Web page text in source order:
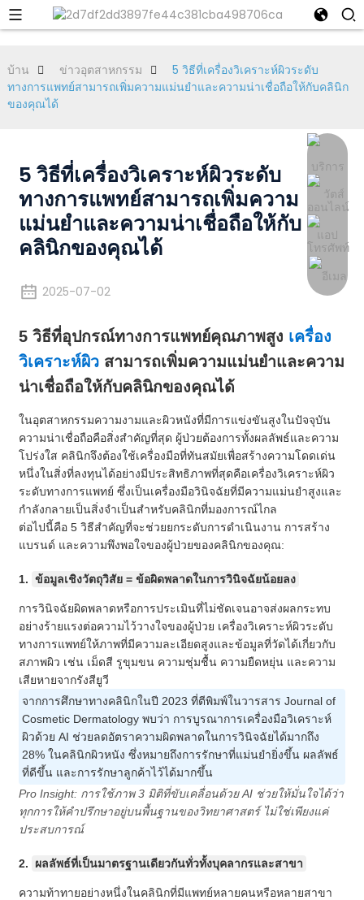
บ้าน ข่าวอุตสาหกรรม
5 วิธีที่เครื่องวิเคราะห์ผิวระดับ
ทางการแพทย์สามารถเพิ่มความแม่นยำและความน่าเชื่อถือให้กับคลินิก
ของคุณได้
5 วิธีที่เครื่องวิเคราะห์ผิวระดับ
ทางการแพทย์สามารถเพิ่มความ
แม่นยำและความน่าเชื่อถือให้กับ
คลินิกของคุณได้
2025-07-02
5 วิธีที่อุปกรณ์ทางการแพทย์คุณภาพสูง เครื่อง
วิเคราะห์ผิวสามารถเพิ่มความแม่นยำและความ
น่าเชื่อถือให้กับคลินิกของคุณได้
ในอุตสาหกรรมความงามและผิวหนังที่มีการแข่งขันสูงในปัจจุบัน
ความน่าเชื่อถือคือสิ่งสำคัญที่สุด ผู้ป่วยต้องการทั้งผลลัพธ์และความ
โปร่งใส คลินิกจึงต้องใช้เครื่องมือที่ทันสมัยเพื่อสร้างความโดดเด่น
หนึ่งในสิ่งที่ลงทุนได้อย่างมีประสิทธิภาพที่สุดคือเครื่องวิเคราะห์ผิว
ระดับทางการแพทย์ ซึ่งเป็นเครื่องมือวินิจฉัยที่มีความแม่นยำสูงและ
กำลังกลายเป็นสิ่งจำเป็นสำหรับคลินิกที่มองการณ์ไกล
ต่อไปนี้คือ 5 วิธีสำคัญที่จะช่วยยกระดับการดำเนินงาน การสร้าง
แบรนด์ และความพึงพอใจของผู้ป่วยของคลินิกของคุณ:
1. ข้อมูลเชิงวัตถุวิสัย = ข้อผิดพลาดในการวินิจฉัยน้อยลง
การวินิจฉัยผิดพลาดหรือการประเมินที่ไม่ชัดเจนอาจส่งผลกระทบ
อย่างร้ายแรงต่อความไว้วางใจของผู้ป่วย เครื่องวิเคราะห์ผิวระดับ
ทางการแพทย์ให้ภาพที่มีความละเอียดสูงและข้อมูลที่วัดได้เกี่ยวกับ
สภาพผิว เช่น เม็ดสี รูขุมขน ความชุ่มชื้น ความยืดหยุ่น และความ
เสียหายจากรังสียูวี
จากการศึกษาทางคลินิกในปี 2023 ที่ตีพิมพ์ในวารสาร Journal of
Cosmetic Dermatology พบว่า การบูรณาการเครื่องมือวิเคราะห์
ผิวด้วย AI ช่วยลดอัตราความผิดพลาดในการวินิจฉัยได้มากถึง
28% ในคลินิกผิวหนัง ซึ่งหมายถึงการรักษาที่แม่นยำยิ่งขึ้น ผลลัพธ์
ที่ดีขึ้น และการรักษาลูกค้าไว้ได้มากขึ้น
Pro Insight: การใช้ภาพ 3 มิติที่ขับเคลื่อนด้วย AI ช่วยให้มั่นใจได้ว่า
ทุกการให้คำปรึกษาอยู่บนพื้นฐานของวิทยาศาสตร์ ไม่ใช่เพียงแค่
ประสบการณ์
2. ผลลัพธ์ที่เป็นมาตรฐานเดียวกันทั่วทั้งบุคลากรและสาขา
ความท้าทายอย่างหนึ่งในคลินิกที่มีแพทย์หลายคนหรือหลายสาขา